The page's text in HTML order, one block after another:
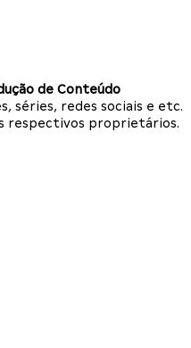
de Conteúdo
séries, redes sociais e etc.
respectivos proprietários.